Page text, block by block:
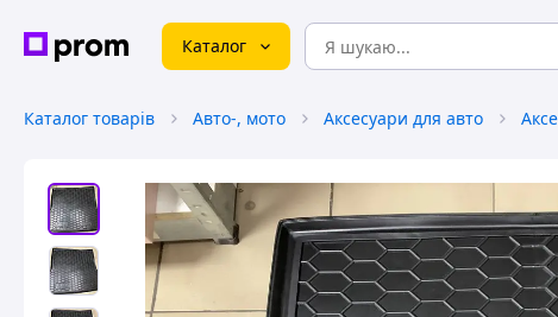
Каталог
Каталог товарів Авто-, мото Аксесуари для авто